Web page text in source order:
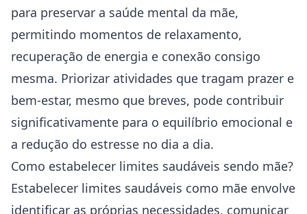
para preservar a saúde mental da mãe,
permitindo momentos de relaxamento,
recuperação de energia e conexão consigo
mesma. Priorizar atividades que tragam prazer e
bem-estar, mesmo que breves, pode contribuir
significativamente para o equilíbrio emocional e
a redução do estresse no dia a dia.
Como estabelecer limites saudáveis sendo mãe?
Estabelecer limites saudáveis como mãe envolve
identificar as próprias necessidades, comunicar